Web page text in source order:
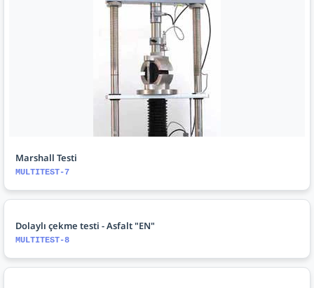
Marshall Testi
MULTITEST-7
Dolaylı çekme testi - Asfalt "EN"
MULTITEST-8